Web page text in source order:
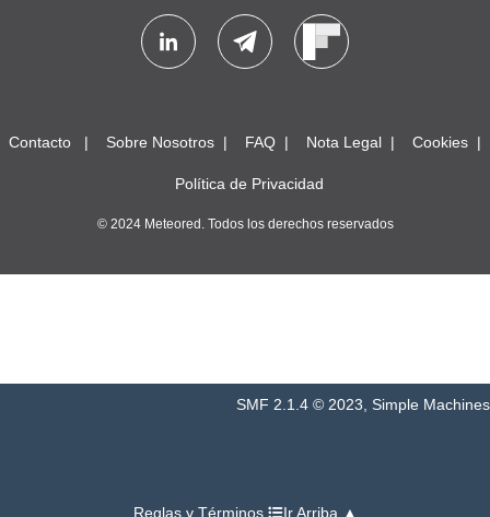
Contacto Sobre Nosotros FAQ Nota Legal Cookies
Política de Privacidad
© 2024 Meteored. Todos los derechos reservados
SMF 2.1.4 © 2023 Simple Machines
Reglas y Términos Ir Arriba ▲